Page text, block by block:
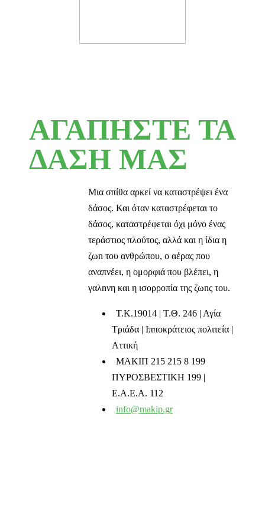
ΑΓΑΠΗΣΤΕ ΤΑ
ΔΑΣΗ ΜΑΣ
Μια σπίθα αρκεί να καταστρέψει ένα
δάσος. Και όταν καταστρέφεται το
δάσος, καταστρέφεται όχι μόνο ένας
τεράστιος πλούτος, αλλά και η ίδια η
ζωn του ανθρώπου, ο αέρας που
αναπνέει, η ομορφιά που βλέπει, η
γαλnνη και η ισορροπία της ζωnς του.
T.K.19014 | Τ.Θ. 246 | Αγία
Τριάδα | Ιπποκράτειος πολιτεία |
Αττική
ΜΑΚΙΠ 215 215 8 199
ΠΥΡΟΣΒΕΣΤΙΚΗ 199 |
Ε.Α.Ε.Α. 112
info@makip.gr